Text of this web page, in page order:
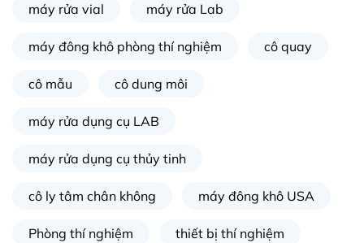
máy rửa vial máy rửa Lab
máy đông khô phòng thí nghiệm cô quay
cô mẫu cô dung môi
máy rửa dụng cụ LAB
máy rửa dụng cụ thủy tinh
cô ly tâm chân không máy đông khô USA
Phòng thí nghiệm thiết bị thí nghiệm